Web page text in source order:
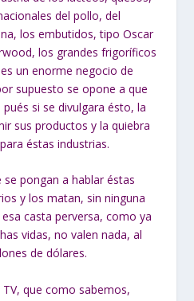
del pollo, del
los embutidos, tipo Oscar
los grandes frigoríficos
un enorme negocio de
supuesto se opone a que
si se divulgara ésto, la
sus productos y la quiebra
éstas industrias.
pongan a hablar éstas
y los matan, sin ninguna
casta perversa, como ya
vidas, no valen nada, al
de dólares.
que como sabemos,